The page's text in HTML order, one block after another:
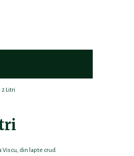
2 Litri
Viscu, din lapte crud